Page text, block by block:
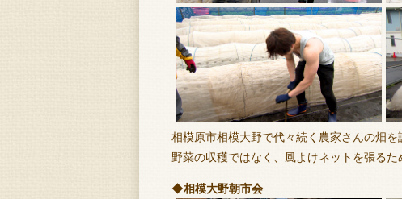
相模原市相模大野で代々続く農家さんの畑を
野菜の収穫ではなく、風よけネットを張るた
◆相模大野朝市会